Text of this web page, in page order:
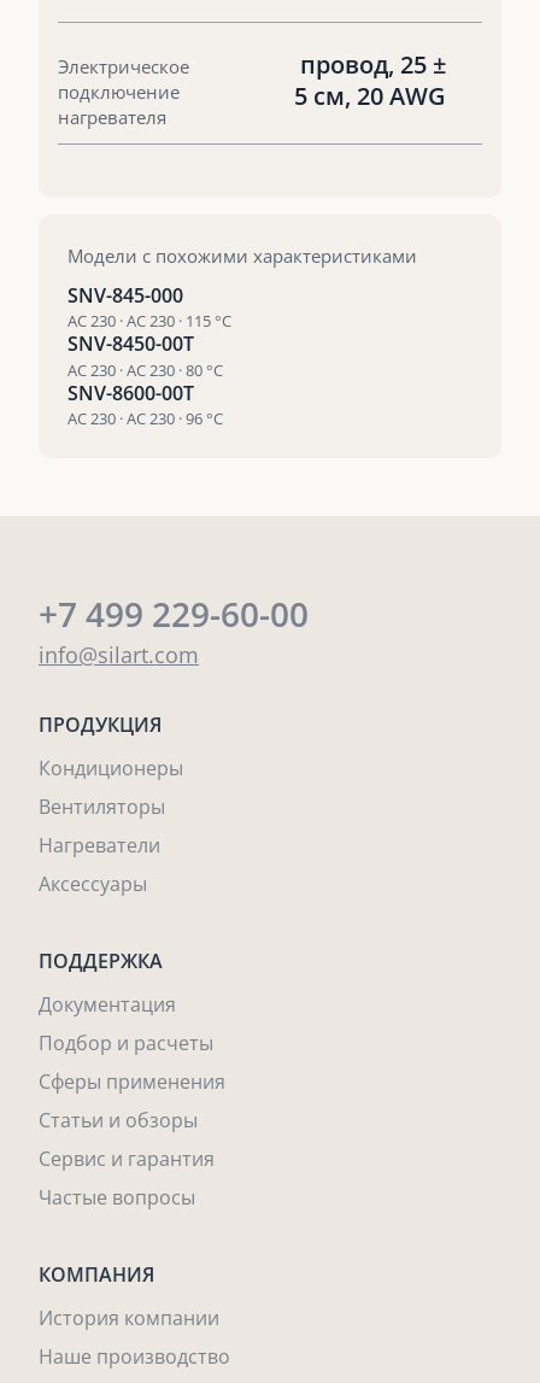
Электрическое
подключение
нагревателя
провод, 25 ±
5 см, 20 AWG
Модели с похожими характеристиками
SNV-845-000
AC 230 · AC 230 · 115 °С
SNV-8450-00T
AC 230 · AC 230 · 80 °С
SNV-8600-00T
AC 230 · AC 230 · 96 °С
+7 499 229-60-00
info@silart.com
ПРОДУКЦИЯ
Кондиционеры
Вентиляторы
Нагреватели
Аксессуары
ПОДДЕРЖКА
Документация
Подбор и расчеты
Сферы применения
Статьи и обзоры
Сервис и гарантия
Частые вопросы
КОМПАНИЯ
История компании
Наше производство